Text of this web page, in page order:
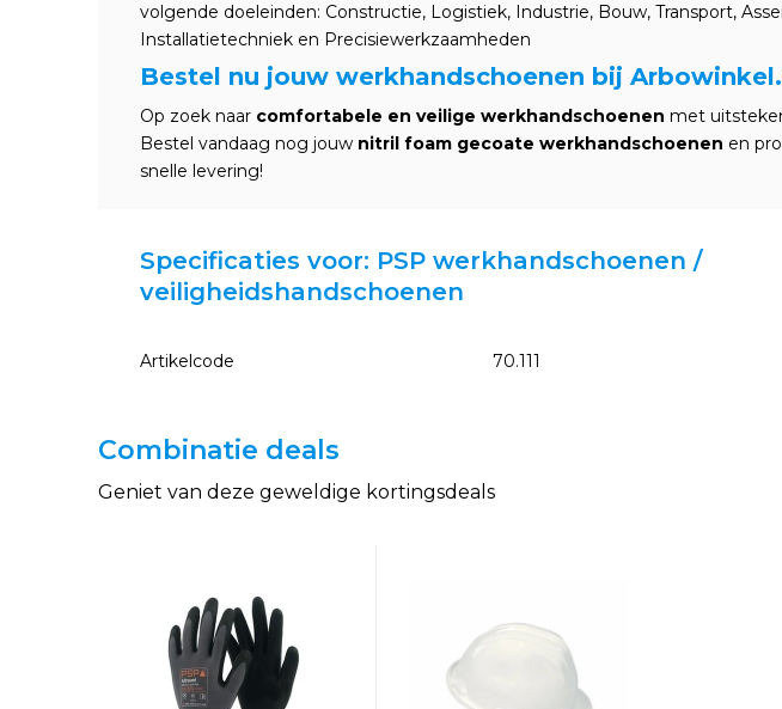
volgende doeleinden: Constructie, Logistiek, Industrie, Bouw, Transport,
Installatietechniek en Precisiewerkzaamheden
Bestel nu jouw werkhandschoenen bij
Op zoek naar comfortabele en veilige werkhandschoenen met
Bestel vandaag nog jouw nitril foam gecoate werkhandschoenen en
snelle levering!
Specificaties voor: PSP werkhandschoenen /
veiligheidshandschoenen
Artikelcode 70.111
Combinatie deals
Geniet van deze geweldige kortingsdeals